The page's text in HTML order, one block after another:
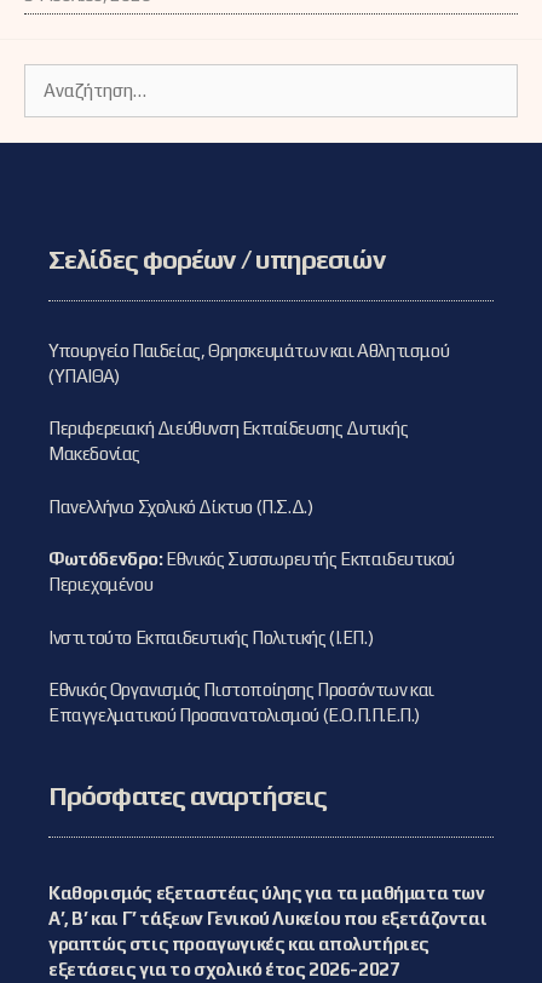
για:
Σελίδες φορέων / υπηρεσιών
Υπουργείο Παιδείας, Θρησκευμάτων και Αθλητισμού
(ΥΠΑΙΘΑ)
Περιφερειακή Διεύθυνση Εκπαίδευσης Δυτικής
Μακεδονίας
Πανελλήνιο Σχολικό Δίκτυο (Π.Σ.Δ.)
Φωτόδενδρο:Εθνικός Συσσωρευτής Εκπαιδευτικού
Περιεχομένου
Ινστιτούτο Εκπαιδευτικής Πολιτικής (Ι.ΕΠ.)
Εθνικός Οργανισμός Πιστοποίησης Προσόντων και
Επαγγελματικού Προσανατολισμού (Ε.Ο.Π.Π.Ε.Π.)
Πρόσφατες αναρτήσεις
Καθορισμός εξεταστέας ύλης για τα μαθήματα των
Α’, Β’ και Γ’ τάξεων Γενικού Λυκείου που εξετάζονται
γραπτώς στις προαγωγικές και απολυτήριες
εξετάσεις για το σχολικό έτος 2026-2027